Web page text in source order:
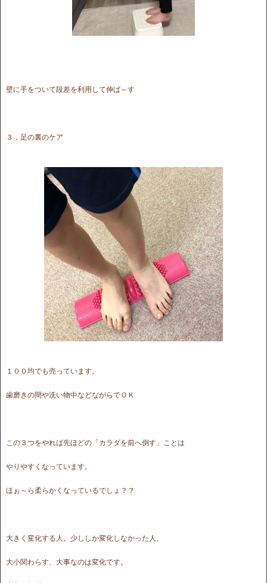
壁に手をついて段差を利用して伸ば～す
３，足の裏のケア
１００均でも売っています。
歯磨きの間や洗い物中などながらでＯＫ
この３つをやれば先ほどの「カラダを前へ倒す」ことは
やりやすくなっています。
ほぉ～ら柔らかくなっているでしょ？？
大きく変化する人。少ししか変化しなかった人。
大小関わらす、大事なのは変化です。